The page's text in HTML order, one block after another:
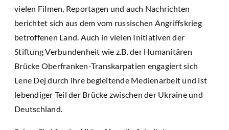
vielen Filmen, Reportagen und auch Nachrichten
berichtet sich aus dem vom russischen Angriffskrieg
betroffenen Land. Auch in vielen Initiativen der
Stiftung Verbundenheit wie z.B. der Humanitären
Brücke Oberfranken-Transkarpatien engagiert sich
Lene Dej durch ihre begleitende Medienarbeit und ist
lebendiger Teil der Brücke zwischen der Ukraine und
Deutschland.